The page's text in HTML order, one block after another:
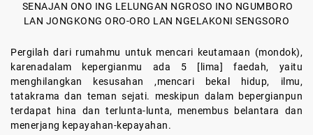
SENAJAN ONO ING LELUNGAN NGROSO INO NGUMBORO
LAN JONGKONG ORO-ORO LAN NGELAKONI SENGSORO
Pergilah dari rumahmu untuk mencari keutamaan (mondok),
karenadalam kepergianmu ada 5 [lima] faedah, yaitu
menghilangkan kesusahan ,mencari bekal hidup, ilmu,
tatakrama dan teman sejati. meskipun dalam bepergianpun
terdapat hina dan terlunta-lunta, menembus belantara dan
menerjang kepayahan-kepayahan.